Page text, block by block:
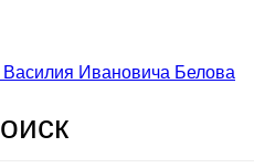
Василия Ивановича Белова